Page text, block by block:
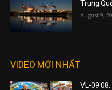
Trung
August 9,
VIDEO MỚI NHẤT
VL-